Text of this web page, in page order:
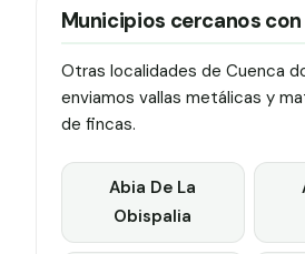
Municipios cercanos
Otras localidades de Cuenca
enviamos vallas metálicas y
de fincas.
Abia De La
Obispalia